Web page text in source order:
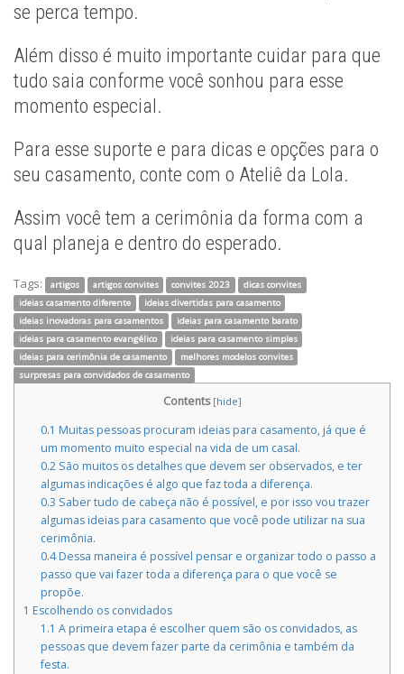
se perca tempo.
Além disso é muito importante cuidar para que
tudo saia conforme você sonhou para esse
momento especial.
Para esse suporte e para dicas e opções para o
seu casamento, conte com o Ateliê da Lola.
Assim você tem a cerimônia da forma com a
qual planeja e dentro do esperado.
Tags: artigos artigos convites convites 2023
dicas convites
ideias casamento diferente
ideias divertidas para casamento
ideias inovadoras para casamentos
ideias para casamento barato
ideias para casamento evangélico
ideias para casamento simples
ideias para cerimônia de casamento
melhores modelos convites
surpresas para convidados de casamento
Contents [hide]
0.1 Muitas pessoas procuram ideias para casamento, já que é
um momento muito especial na vida de um casal.
0.2São muitos os detalhes que devem ser observados, e ter
algumas indicações é algo que faz toda a diferença.
0.3 Saber tudo de cabeça não é possível, e por isso vou trazer
algumas ideias para casamento que você pode utilizar na sua
cerimônia.
0.4Dessa maneira é possível pensar e organizar todo o passo a
passo que vai fazer toda a diferença para o que você se
propõe.
1 Escolhendo os convidados
1.1 A primeira etapa é escolher quem são os convidados, as
pessoas que devem fazer parte da cerimônia e também da
festa.